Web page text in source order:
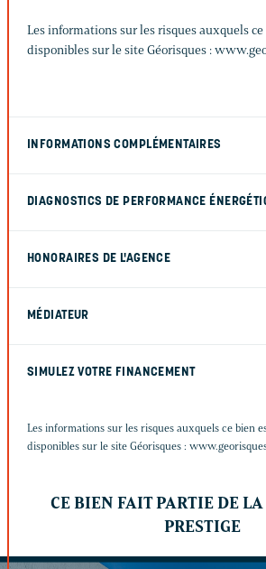
Les informations sur les risques auxquels
disponibles sur le site Géorisques :
INFORMATIONS COMPLÉMENTAIRES
DIAGNOSTICS DE PERFORMANCE
HONORAIRES DE L'AGENCE
MÉDIATEUR
SIMULEZ VOTRE FINANCEMENT
Les informations sur les risques auxquels ce bien
disponibles sur le site Géorisques :
CE BIEN FAIT PARTIE DE
PRESTIGE